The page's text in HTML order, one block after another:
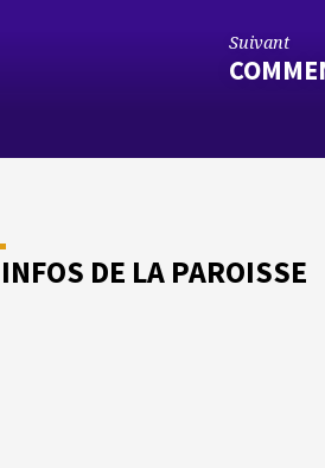
Suivant
DE LA PAROISSE